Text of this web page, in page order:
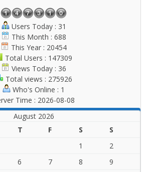
Users Today : 31
This Month : 688
This Year : 20454
Total Users : 147309
Views Today : 36
Total views : 275926
Who's Online : 1
Time : 2026-08-08
August 2026
T F S S
1
2
6 7 8
9